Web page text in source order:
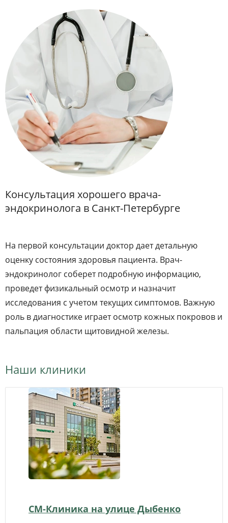
Консультация хорошего врача-
эндокринолога в Санкт-Петербурге
На первой консультации доктор дает детальную
оценку состояния здоровья пациента. Врач-
эндокринолог соберет подробную информацию,
проведет физикальный осмотр и назначит
исследования с учетом текущих симптомов. Важную
роль в диагностике играет осмотр кожных покровов и
пальпация области щитовидной железы.
Наши клиники
СМ-Клиника на улице Дыбенко